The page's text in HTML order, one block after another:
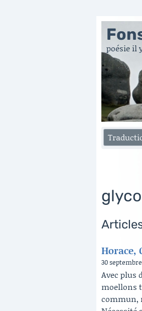
poésie il
Horace,
30
Avec plus
moellons
commun,